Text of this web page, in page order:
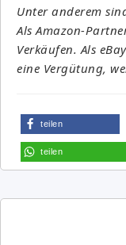
Unter anderem
Als Amazon-
Verkäufen. Als
eine Vergütung,
teilen
teilen